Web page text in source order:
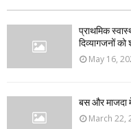
प्राथमिक
दिव्यागजनों को
May 16,
बस और माजदा
March 22,